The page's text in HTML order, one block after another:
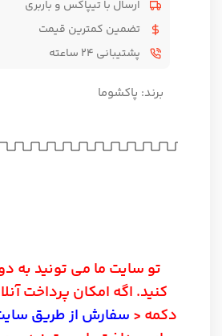
ارسال با تیپاکس و باربری
تضمین کمترین قیمت
پشتیبانی ۲۴ ساعته
برند: پاکشوما
تو سایت ما می تونید به
کنید. اگه امکان پرداخت
دکمه < سفارش از طریق